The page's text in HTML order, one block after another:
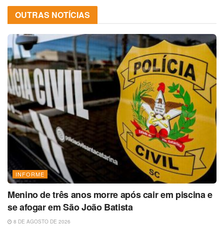
OUTRAS NOTÍCIAS
INFORME
Menino de três anos morre após cair em piscina e
se afogar em São João Batista
8 DE AGOSTO DE 2026